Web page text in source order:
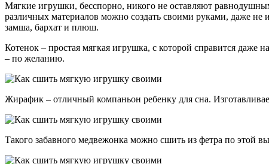
Мягкие игрушки, бесспорно, никого не оставляют
различных материалов можно создать своими руками, даже
замша, бархат и плюш.
Котенок – простая мягкая игрушка, с которой справится
– по желанию.
Жирафик – отличный компаньон ребенку для сна.
Такого забавного медвежонка можно сшить из фетра по этой